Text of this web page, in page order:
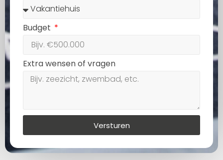
Budget
Extra wensen of vragen
Versturen